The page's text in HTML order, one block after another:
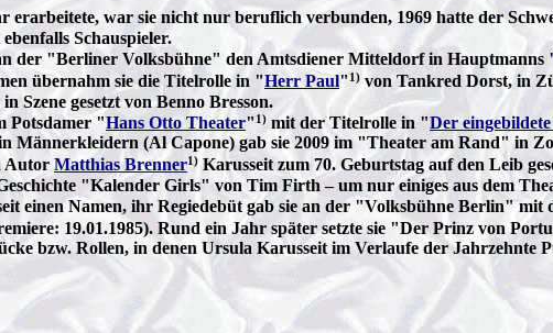
erarbeitete, war sie nicht nur beruflich verbunden, 1969 hatte der
Schauspieler.
der "Berliner Volksbühne" den Amtsdiener Mitteldorf in Hauptmanns
übernahm sie die Titelrolle in "Herr Paul" 1) von Tankred Dorst, in
Szene gesetzt von Benno Bresson.
Potsdamer "Hans Otto Theater" 1) mit der Titelrolle in "Der
in Männerkleidern (Al Capone) gab sie 2009 im "Theater am Rand"
Autor Matthias Brenner1) Karusseit zum 70. Geburtstag auf den Leib
"Kalender Girls" von Tim Firth – um nur einiges aus dem
einen Namen, ihr Regiedebüt gab sie an der "Volksbühne Berlin" mit
19.01.1985). Rund ein Jahr später setzte sie "Der Prinz von
bzw. Rollen, in denen Ursula Karusseit im Verlaufe der Jahrzehnte